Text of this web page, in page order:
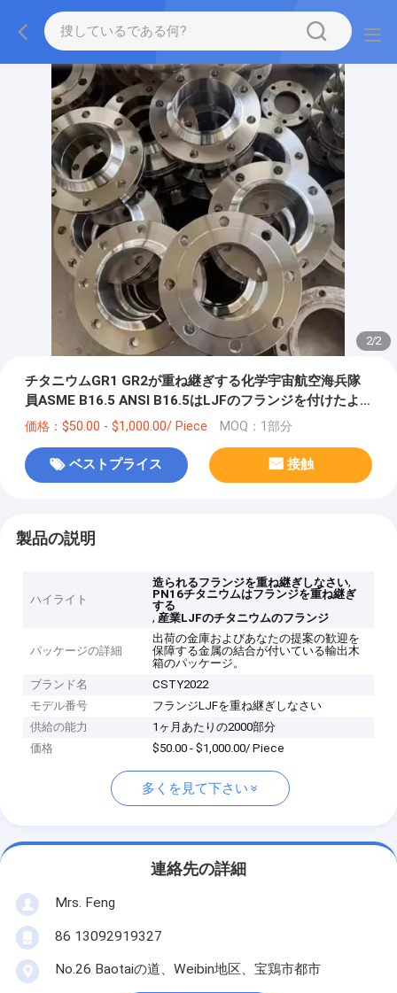
2/2
チタニウムGR1 GR2が重ね継ぎする化学宇宙航空海兵隊
員ASME B16.5 ANSI B16.5はLJFのフランジを付けたよ
うになる
価格：$50.00 - $1,000.00/ Piece MOQ：1部分
ベストプライス 接触
製品の説明
ハイライト
造られるフランジを重ね継ぎしなさい,
PN16チタニウムはフランジを重ね継ぎ
する
, 産業LJFのチタニウムのフランジ
パッケージの詳細
出荷の金庫およびあなたの提案の歓迎を
保障する金属の結合が付いている輸出木
箱のパッケージ。
ブランド名
CSTY2022
モデル番号
フランジLJFを重ね継ぎしなさい
供給の能力
1ヶ月あたりの2000部分
価格
$50.00 - $1,000.00/ Piece
多くを見て下さい
連絡先の詳細
Mrs. Feng
86 13092919327
No.26 Baotaiの道、Weibin地区、宝鶏市都市